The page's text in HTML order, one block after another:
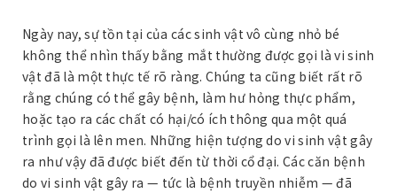
Ngày nay, sự tồn tại của các sinh vật vô cùng nhỏ bé
không thể nhìn thấy bằng mắt thường được gọi là vi sinh
vật đã là một thực tế rõ ràng. Chúng ta cũng biết rất rõ
rằng chúng có thể gây bệnh, làm hư hỏng thực phẩm,
hoặc tạo ra các chất có hại/có ích thông qua một quá
trình gọi là lên men. Những hiện tượng do vi sinh vật gây
ra như vậy đã được biết đến từ thời cổ đại. Các căn bệnh
do vi sinh vật gây ra — tức là bệnh truyền nhiễm — đã